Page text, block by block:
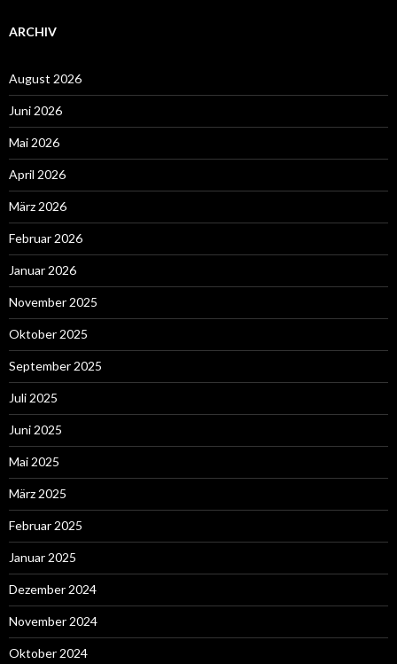
ARCHIV
August 2026
Juni 2026
Mai 2026
April 2026
März 2026
Februar 2026
Januar 2026
November 2025
Oktober 2025
September 2025
Juli 2025
Juni 2025
Mai 2025
März 2025
Februar 2025
Januar 2025
Dezember 2024
November 2024
Oktober 2024